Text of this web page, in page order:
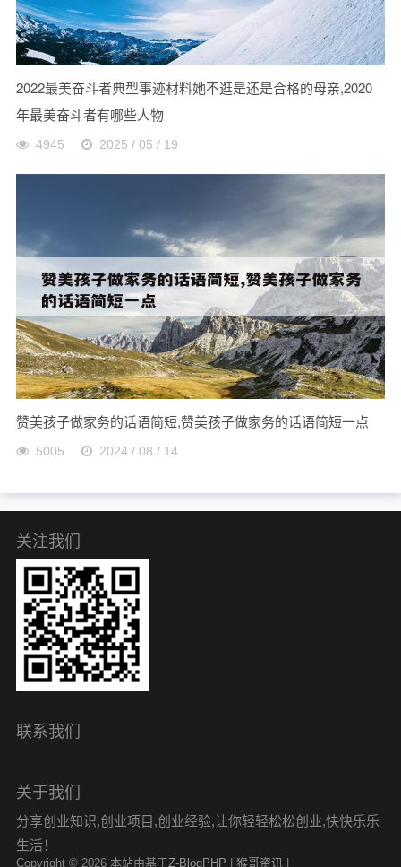
2022最美奋斗者典型事迹材料她不逛是还是合格的母亲,2020
年最美奋斗者有哪些人物
4945 2025 / 05 / 19
赞美孩子做家务的话语简短,赞美孩子做家务的话语简短一点
5005 2024 / 08 / 14
关注我们
联系我们
关于我们
分享创业知识,创业项目,创业经验,让你轻轻松松创业,快快乐乐
生活！
Copyright © 2026 本站由基于Z-BlogPHP 猴哥资讯|